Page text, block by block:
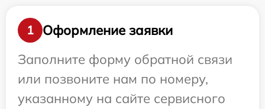
1
Оформление заявки
Заполните форму обратной связи
или позвоните нам по номеру,
указанному на сайте сервисного